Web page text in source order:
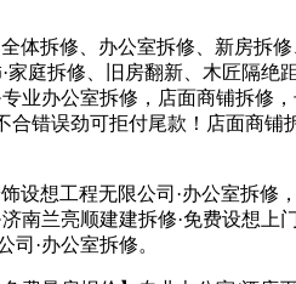
拆修、办公室拆修、新房拆
庭拆修、旧房翻新、木匠隔绝
业办公室拆修，店面商铺拆修
合错误劲可拒付尾款！店面商铺
想工程无限公司·办公室拆修
南兰亮顺建建拆修·免费设想上
·办公室拆修。